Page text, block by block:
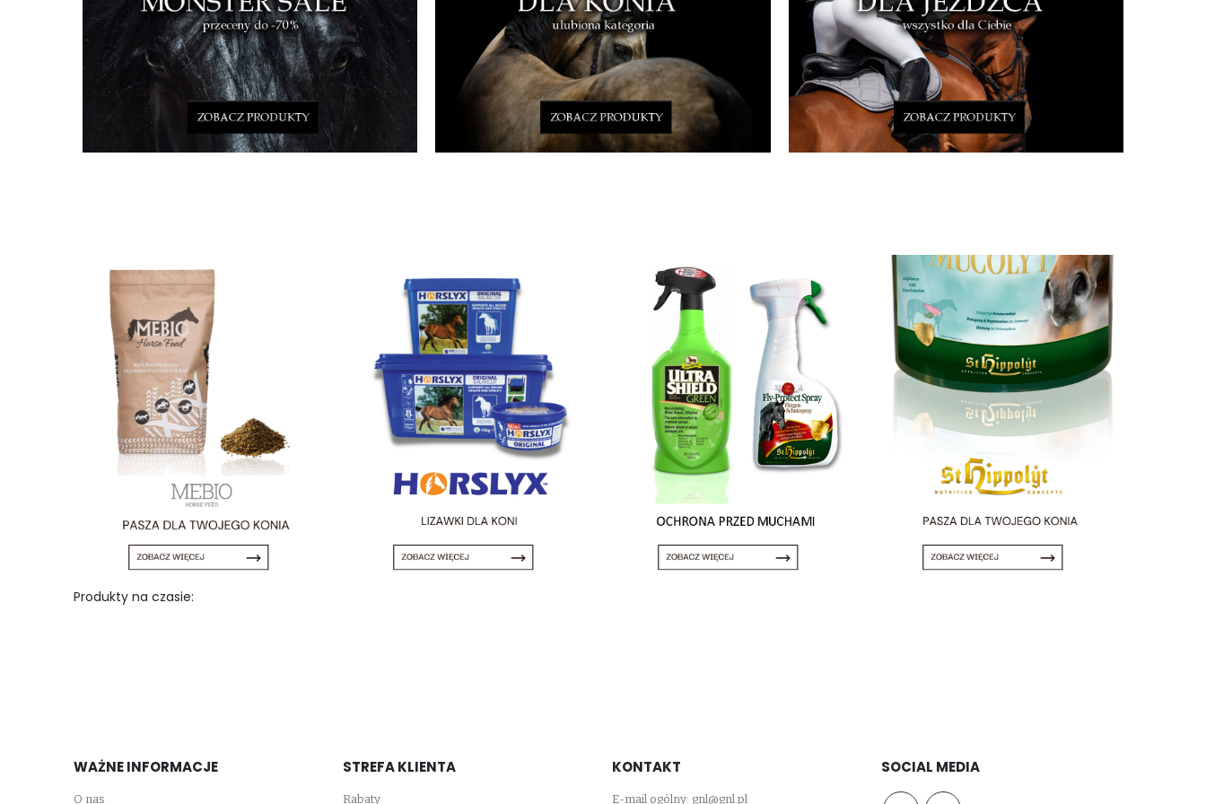
Produkty na czasie:
WAŻNE INFORMACJE
O nas
STREFA KLIENTA
Rabaty
KONTAKT
E-mail ogólny: gnl@gnl.pl
SOCIAL MEDIA